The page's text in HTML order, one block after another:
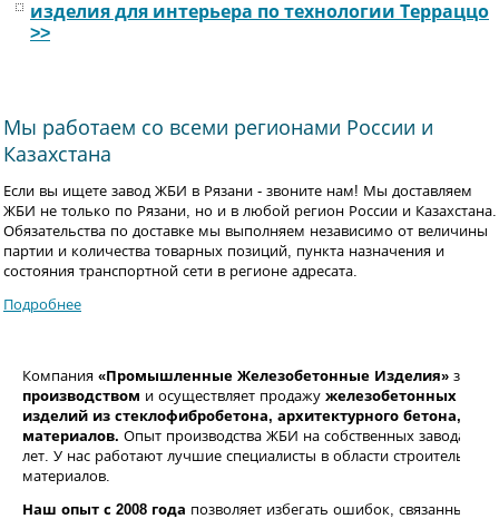
изделия для интерьера по технологии Терраццо
>>
Мы работаем со всеми регионами России и
Казахстана
Если вы ищете завод ЖБИ в Рязани - звоните нам! Мы доставляем
ЖБИ не только по Рязани, но и в любой регион России и Казахстана.
Обязательства по доставке мы выполняем независимо от величины
партии и количества товарных позиций, пункта назначения и
состояния транспортной сети в регионе адресата.
Подробнее
Компания «Промышленные Железобетонные Изделия»
производством и осущеcтвляет продажу железобетонных
изделий из стеклофибробетона, архитектурного бетона,
материалов. Опыт производства ЖБИ на собственных заводах
лет. У нас работают лучшие специалисты в области
материалов.
Наш опыт с 2008 года позволяет избегать ошибок, связанных с